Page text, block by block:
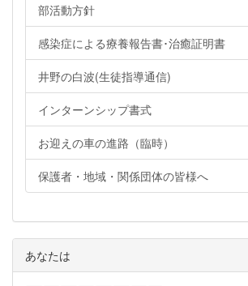
部活動方針
感染症による療養報告書･治癒証明書
井野の白波(生徒指導通信)
インターンシップ書式
お迎えの車の進路（臨時）
保護者・地域・関係団体の皆様へ
あなたは